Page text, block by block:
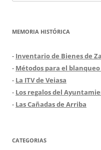
MEMORIA HISTÓRICA
- Inventario de Bienes de
- Métodos para el
- La ITV de Veiasa
- Los regalos del
- Las Cañadas de Arriba
CATEGORIAS